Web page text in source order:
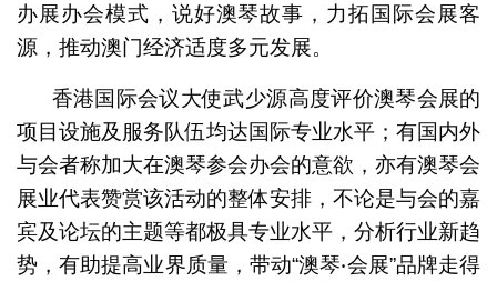
办展办会模式，说好澳琴故事，力拓国际会展客
源，推动澳门经济适度多元发展。
香港国际会议大使武少源高度评价澳琴会展的
项目设施及服务队伍均达国际专业水平；有国内外
与会者称加大在澳琴参会办会的意欲，亦有澳琴会
展业代表赞赏该活动的整体安排，不论是与会的嘉
宾及论坛的主题等都极具专业水平，分析行业新趋
势，有助提高业界质量，带动“澳琴‧会展”品牌走得